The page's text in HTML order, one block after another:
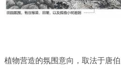
植物营造的氛围意向，取法于唐